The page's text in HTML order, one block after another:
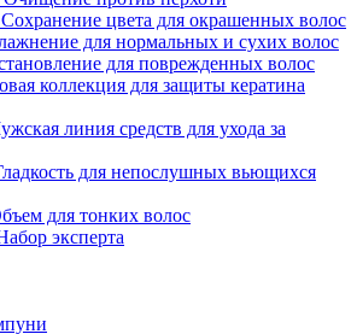
цвета для окрашенных волос
для нормальных и сухих волос
для поврежденных волос
коллекция для защиты кератина
линия средств для ухода за
для непослушных вьющихся
для тонких волос
эксперта